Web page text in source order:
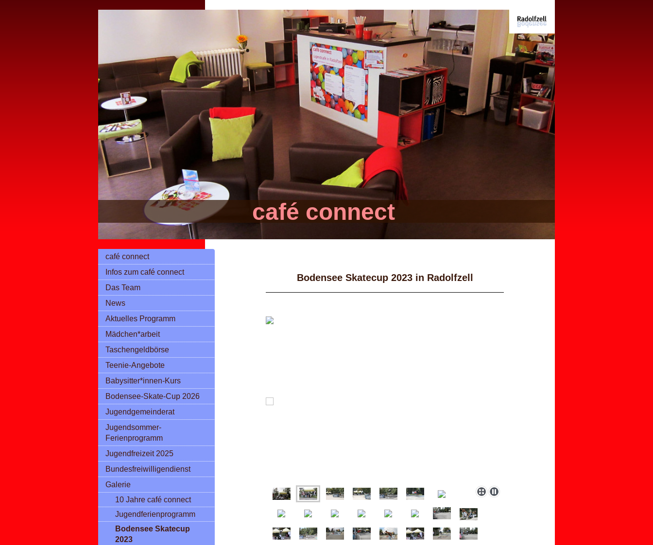
café connect
Bodensee Skatecup 2023 in Radolfzell
café connect
Infos zum café connect
Das Team
News
Aktuelles Programm
Mädchen*arbeit
Taschengeldbörse
Teenie-Angebote
Babysitter*innen-Kurs
Bodensee-Skate-Cup 2026
Jugendgemeinderat
Jugendsommer-
Ferienprogramm
Jugendfreizeit 2025
Bundesfreiwilligendienst
Galerie
10 Jahre café connect
Jugendferienprogramm
Bodensee Skatecup
2023